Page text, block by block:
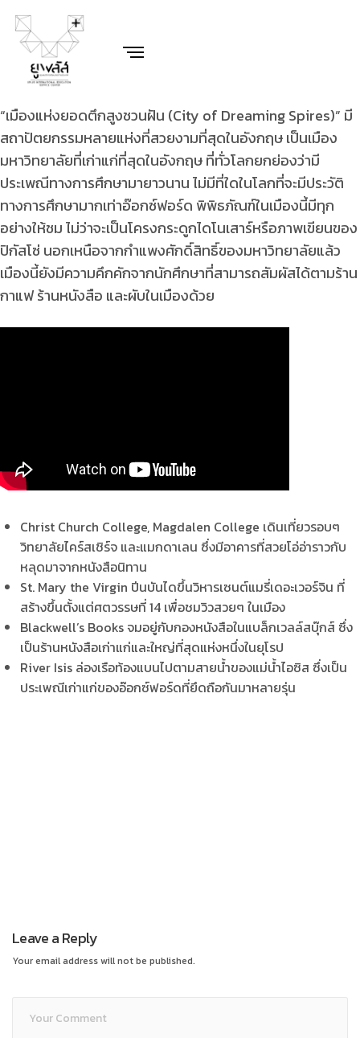
“เมืองแห่งยอดตึกสูงชวนฝัน (City of Dreaming Spires)” มี
สถาปัตยกรรมหลายแห่งที่สวยงามที่สุดในอังกฤษ เป็นเมือง
มหาวิทยาลัยที่เก่าแก่ที่สุดในอังกฤษ ที่ทั่วโลกยกย่องว่ามี
ประเพณีทางการศึกษามายาวนาน ไม่มีที่ใดในโลกที่จะมีประวัติ
ทางการศึกษามากเท่าอ๊อกซ์ฟอร์ด พิพิธภัณฑ์ในเมืองนี้มีทุก
อย่างให้ชม ไม่ว่าจะเป็นโครงกระดูกไดโนเสาร์หรือภาพเขียนของ
ปิกัสโซ่ นอกเหนือจากกำแพงศักดิ์สิทธิ์ของมหาวิทยาลัยแล้ว
เมืองนี้ยังมีความคึกคักจากนักศึกษาที่สามารถสัมผัสได้ตามร้าน
กาแฟ ร้านหนังสือ และผับในเมืองด้วย
Christ Church College, Magdalen College เดินเที่ยวรอบๆ
วิทยาลัยไคร์สเชิร์จ และแมกดาเลน ซึ่งมีอาคารที่สวยโอ่อ่าราวกับ
หลุดมาจากหนังสือนิทาน
St. Mary the Virgin ปีนบันไดขึ้นวิหารเซนต์แมรี่เดอะเวอร์จิน ที่
สร้างขึ้นตั้งแต่ศตวรรษที่ 14 เพื่อชมวิวสวยๆ ในเมือง
Blackwell’s Books จมอยู่กับกองหนังสือในแบล็กเวลล์สบุ๊กส์ ซึ่ง
เป็นร้านหนังสือเก่าแก่และใหญ่ที่สุดแห่งหนึ่งในยุโรป
River Isis ล่องเรือท้องแบนไปตามสายน้ำของแม่น้ำไอซิส ซึ่งเป็น
ประเพณีเก่าแก่ของอ๊อกซ์ฟอร์ดที่ยึดถือกันมาหลายรุ่น
Leave a Reply
Your email address will not be published.